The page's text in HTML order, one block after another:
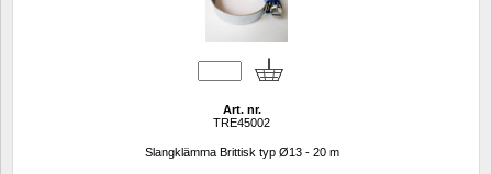
Art. nr.
TRE45002
Slangklämma Brittisk typ Ø13 - 20 m